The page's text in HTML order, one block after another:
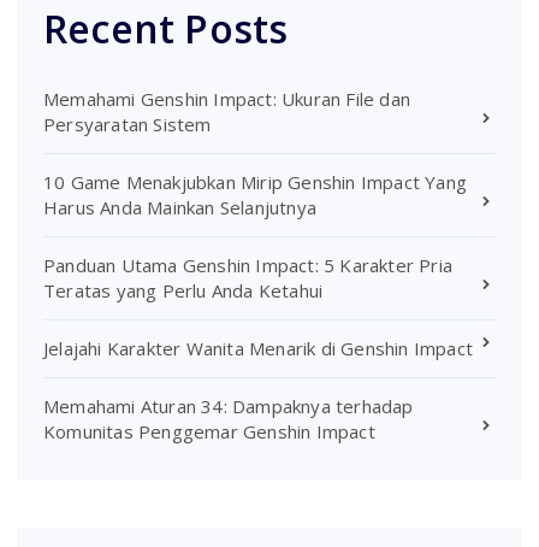
Recent Posts
Memahami Genshin Impact: Ukuran File dan
Persyaratan Sistem
10 Game Menakjubkan Mirip Genshin Impact Yang
Harus Anda Mainkan Selanjutnya
Panduan Utama Genshin Impact: 5 Karakter Pria
Teratas yang Perlu Anda Ketahui
Jelajahi Karakter Wanita Menarik di Genshin Impact
Memahami Aturan 34: Dampaknya terhadap
Komunitas Penggemar Genshin Impact